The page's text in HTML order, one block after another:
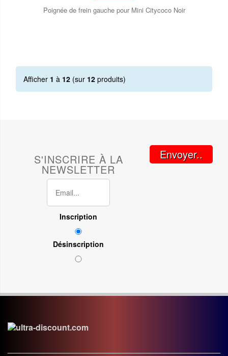
Poignée de frein gauche pour Mini Citycoco Noir
Afficher 1 à 12 (sur 12 produits)
S'INSCRIRE À LA
NEWSLETTER
Inscription
Désinscription
Envoyer..